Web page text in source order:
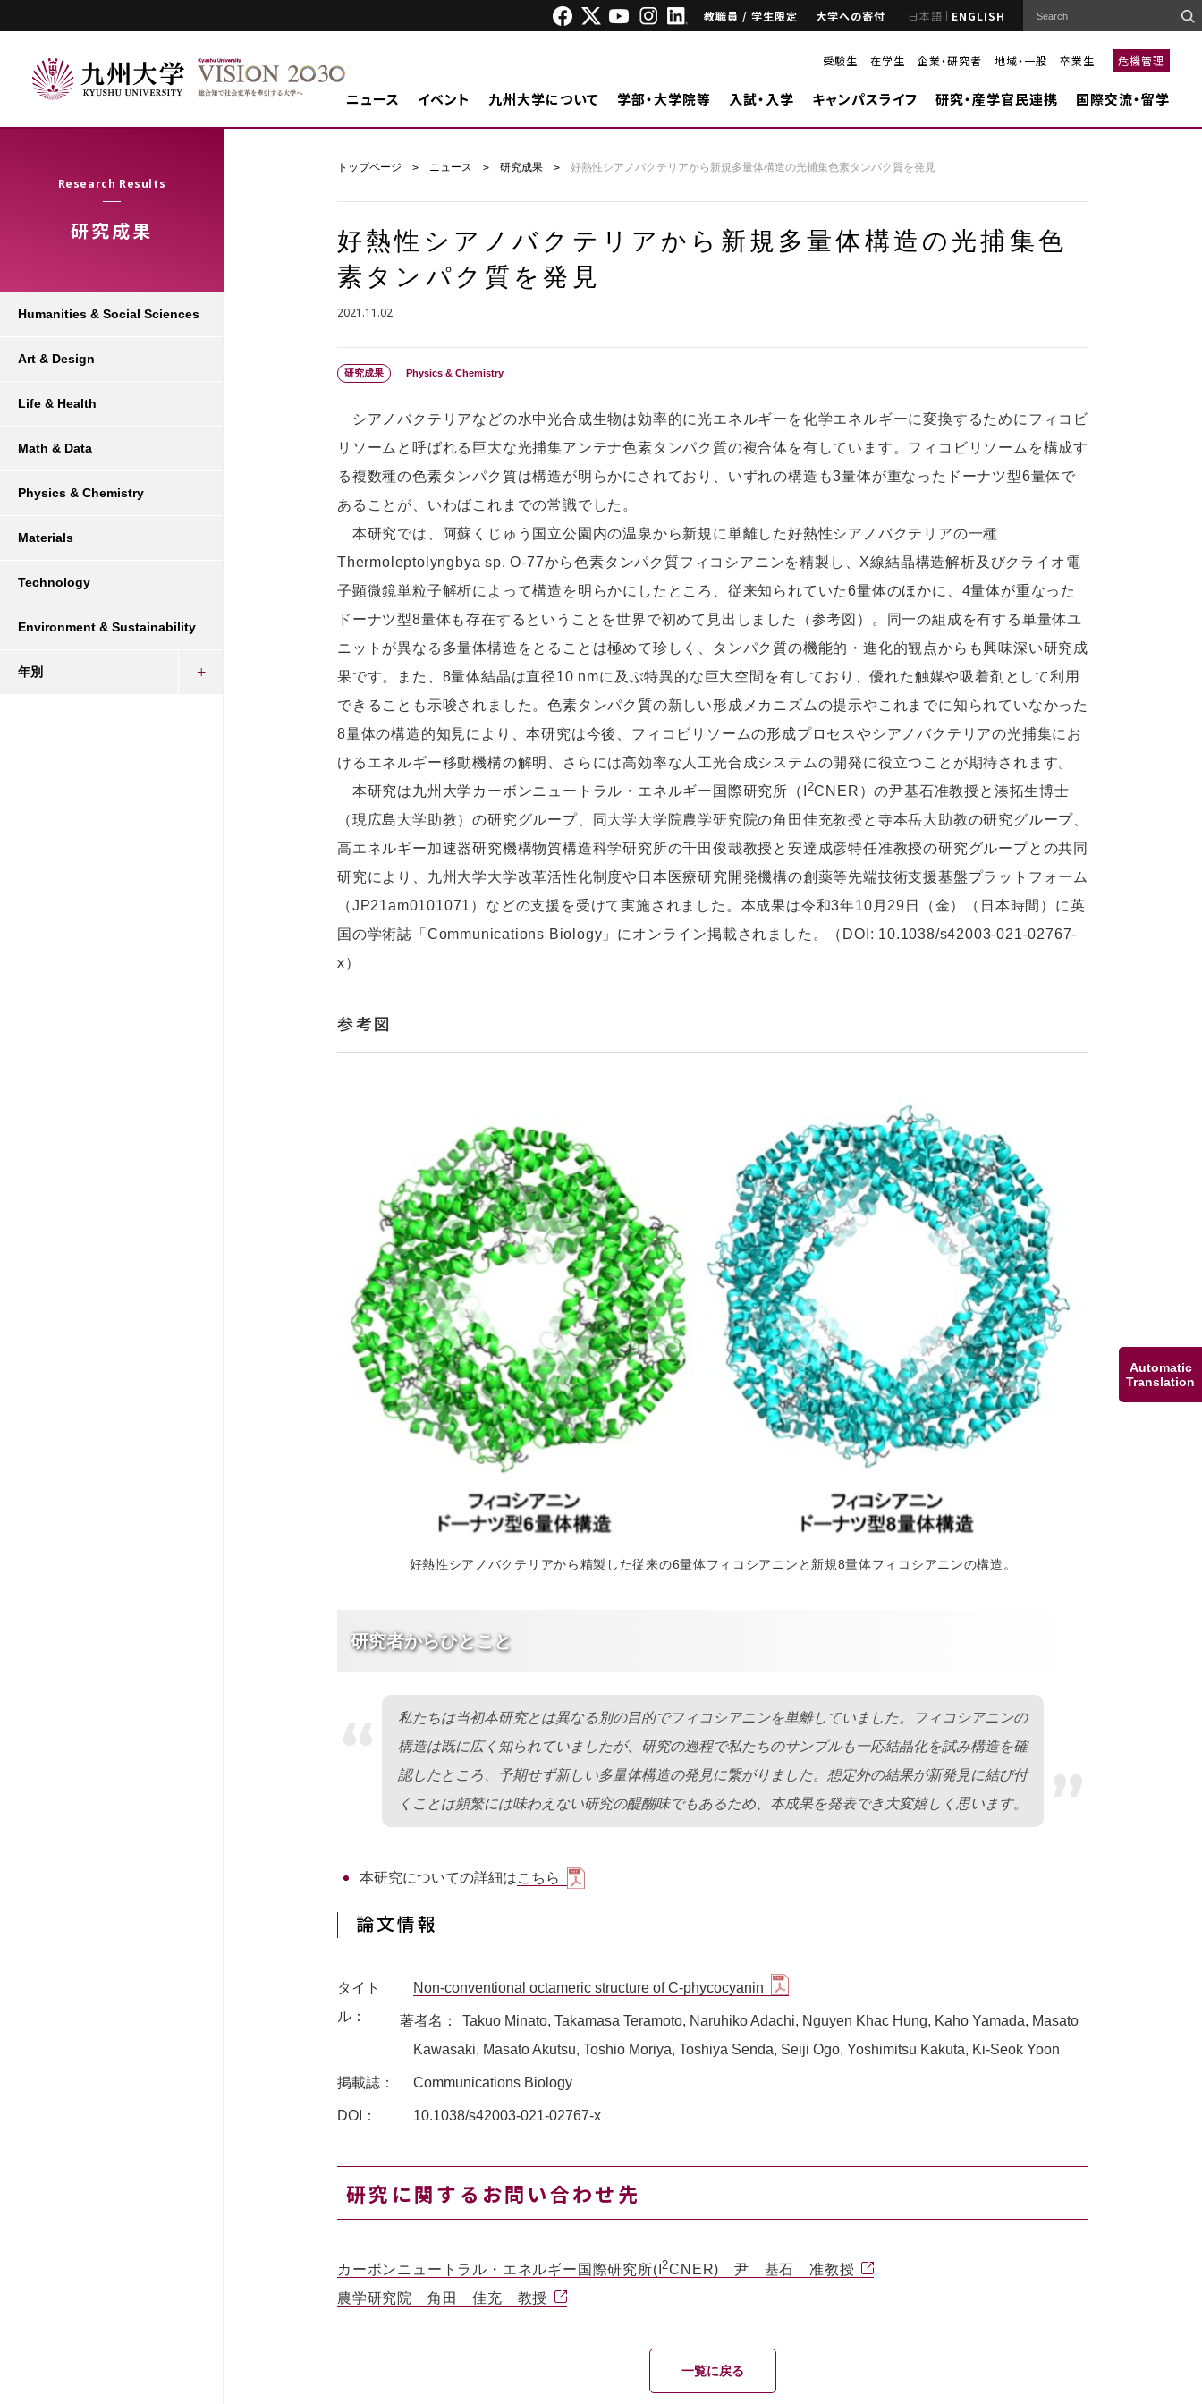
Automatic
Translation
教職員 / 学生限定 大学への寄付 日本語 ENGLISH
受験生 在学生 企業・研究者 地域・一般 卒業生 危機管理
ニュース イベント 九州大学について 学部・大学院等 入試・入学 キャンパスライフ 研究・産学官民連携 国際交流・留学
Research Results
研究成果
トップページ ニュース 研究成果 好熱性シアノバクテリアから新規多量体構造の光捕集色素タンパク質を発見
好熱性シアノバクテリアから新規多量体構造の光捕集色
素タンパク質を発見
2021.11.02
研究成果 Physics & Chemistry
シアノバクテリアなどの水中光合成生物は効率的に光エネルギーを化学エネルギーに変換するためにフィコビ
リソームと呼ばれる巨大な光捕集アンテナ色素タンパク質の複合体を有しています。フィコビリソームを構成す
る複数種の色素タンパク質は構造が明らかにされており、いずれの構造も3量体が重なったドーナツ型6量体で
あることが、いわばこれまでの常識でした。
本研究では、阿蘇くじゅう国立公園内の温泉から新規に単離した好熱性シアノバクテリアの一種
Thermoleptolyngbya sp. O-77から色素タンパク質フィコシアニンを精製し、X線結晶構造解析及びクライオ電
子顕微鏡単粒子解析によって構造を明らかにしたところ、従来知られていた6量体のほかに、4量体が重なった
ドーナツ型8量体も存在するということを世界で初めて見出しました（参考図）。同一の組成を有する単量体ユ
ニットが異なる多量体構造をとることは極めて珍しく、タンパク質の機能的・進化的観点からも興味深い研究成
果です。また、8量体結晶は直径10 nmに及ぶ特異的な巨大空間を有しており、優れた触媒や吸着剤として利用
できることも示唆されました。色素タンパク質の新しい形成メカニズムの提示やこれまでに知られていなかった
8量体の構造的知見により、本研究は今後、フィコビリソームの形成プロセスやシアノバクテリアの光捕集にお
けるエネルギー移動機構の解明、さらには高効率な人工光合成システムの開発に役立つことが期待されます。
本研究は九州大学カーボンニュートラル・エネルギー国際研究所（I 2CNER）の尹基石准教授と湊拓生博士
（現広島大学助教）の研究グループ、同大学大学院農学研究院の角田佳充教授と寺本岳大助教の研究グループ、
高エネルギー加速器研究機構物質構造科学研究所の千田俊哉教授と安達成彦特任准教授の研究グループとの共同
研究により、九州大学大学改革活性化制度や日本医療研究開発機構の創薬等先端技術支援基盤プラットフォーム
（JP21am0101071）などの支援を受けて実施されました。本成果は令和3年10月29日（金）（日本時間）に英
国の学術誌「Communications Biology」にオンライン掲載されました。（DOI: 10.1038/s42003-021-02767-
x）
参考図
好熱性シアノバクテリアから精製した従来の6量体フィコシアニンと新規8量体フィコシアニンの構造。
研究者からひとこと
私たちは当初本研究とは異なる別の目的でフィコシアニンを単離していました。フィコシアニンの
構造は既に広く知られていましたが、研究の過程で私たちのサンプルも一応結晶化を試み構造を確
認したところ、予期せず新しい多量体構造の発見に繋がりました。想定外の結果が新発見に結び付
くことは頻繁には味わえない研究の醍醐味でもあるため、本成果を発表でき大変嬉しく思います。
本研究についての詳細はこちら
論文情報
タイト
ル：
Non-conventional octameric structure of C-phycocyanin
著者名：
Takuo Minato, Takamasa Teramoto, Naruhiko Adachi, Nguyen Khac Hung, Kaho Yamada, Masato
Kawasaki, Masato Akutsu, Toshio Moriya, Toshiya Senda, Seiji Ogo, Yoshimitsu Kakuta, Ki-Seok Yoon
掲載誌： Communications Biology
DOI： 10.1038/s42003-021-02767-x
研究に関するお問い合わせ先
カーボンニュートラル・エネルギー国際研究所(I2CNER) 尹 基石 准教授
農学研究院 角田 佳充 教授
一覧に戻る
Humanities & Social Sciences
Art & Design
Life & Health
Math & Data
Physics & Chemistry
Materials
Technology
Environment & Sustainability
年別